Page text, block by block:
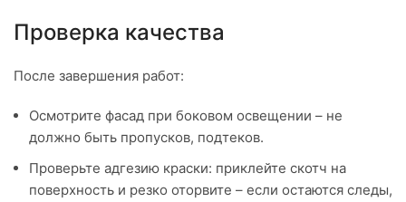
Проверка качества
После завершения работ:
Осмотрите фасад при боковом освещении – не
должно быть пропусков, подтеков.
Проверьте адгезию краски: приклейте скотч на
поверхность и резко оторвите – если остаются следы,